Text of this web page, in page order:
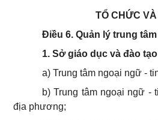
TỔ CHỨC
Điều 6. Quản lý trung
1. Sở giáo dục và đào
a) Trung tâm ngoại ngữ -
b) Trung tâm ngoại ngữ -
địa phương;